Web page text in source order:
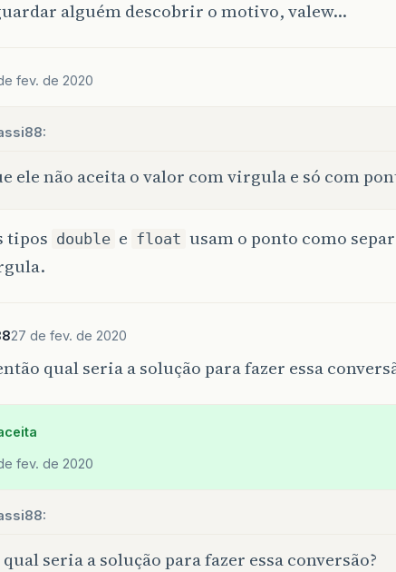
alguém descobrir o motivo, valew…
fev. de 2020
ele não aceita o valor com virgula e só com
tipos double e float usam o ponto como
27 de fev. de 2020
qual seria a solução para fazer essa
fev. de 2020
seria a solução para fazer essa conversão?